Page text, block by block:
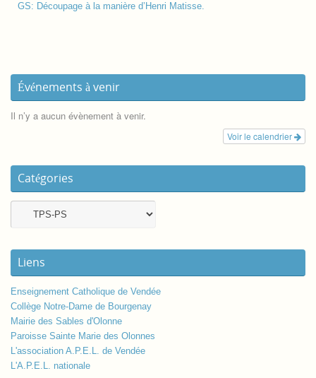
GS: Découpage à la manière d’Henri Matisse.
Événements à venir
Il n’y a aucun évènement à venir.
Voir le calendrier
Catégories
Liens
Enseignement Catholique de Vendée
Collège Notre-Dame de Bourgenay
Mairie des Sables d'Olonne
Paroisse Sainte Marie des Olonnes
L'association A.P.E.L. de Vendée
L'A.P.E.L. nationale